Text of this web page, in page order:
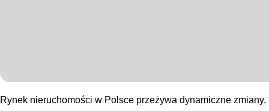
Rynek nieruchomości w Polsce przeżywa dynamiczne